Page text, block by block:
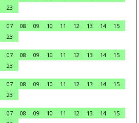
23
07 08 09 10 11 12 13 14
15
23
07 08 09 10 11 12 13 14
15
23
07 08 09 10 11 12 13 14
15
23
07 08 09 10 11 12 13 14
15